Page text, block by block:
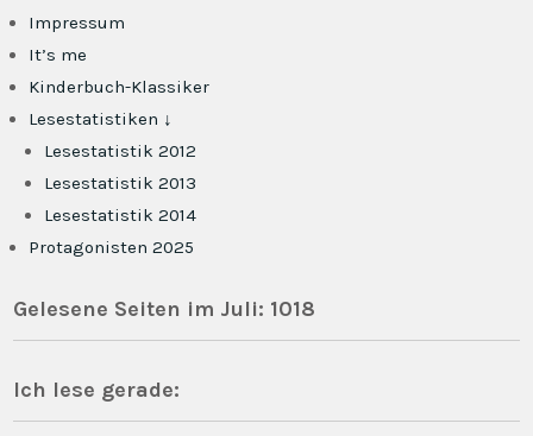
Impressum
It’s me
Kinderbuch-Klassiker
Lesestatistiken ↓
Lesestatistik 2012
Lesestatistik 2013
Lesestatistik 2014
Protagonisten 2025
Gelesene Seiten im Juli: 1018
Ich lese gerade: